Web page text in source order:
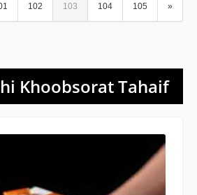
102 103 104 105 »
Khoobsorat Tahaif